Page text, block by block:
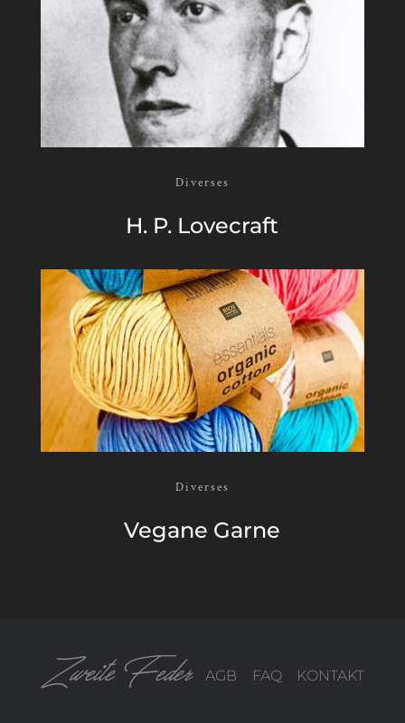
Diverses
H. P. Love­craft
Diverses
Vegane Garne
Zweite Feder AGB FAQ KONTAKT